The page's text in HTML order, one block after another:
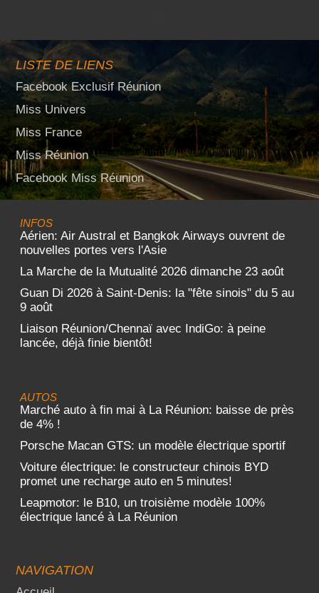
LISTE DE LIENS
Facebook Exclusif Réunion
Miss Univers
Miss France
Miss Réunion
Facebook Miss Réunion
INFOS
Aérien: Air Austral et Bangkok Airways ouvrent de
nouvelles portes vers l'Asie
La Marche de la Mutualité 2026 dimanche 23 août
Guan Di 2026 à Saint-Denis: la "fête sinois" du 5 au
9 août
Liaison Réunion/Chennaï avec IndiGo: à peine
lancée, déjà finie bientôt!
AUTOS
Marché auto à fin mai à La Réunion: baisse de près
de 4% !
Porsche Macan GTS: un modèle électrique sportif
Voiture électrique: le constructeur chinois BYD
promet une recharge auto en 5 minutes!
Leapmotor: le B10, un troisième modèle 100%
électrique lancé à La Réunion
NAVIGATION